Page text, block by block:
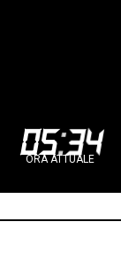
05:34
ORA ATTUALE